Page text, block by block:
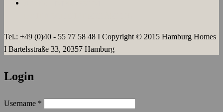
Tel.: +49 (0)40 - 55 77 58 48 I Copyright © 2015 Hamburg Homes
I Bartelsstraße 33, 20357 Hamburg
Login
Username *